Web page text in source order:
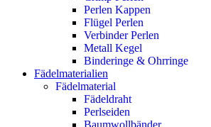
Perlen Kappen
Flügel Perlen
Verbinder Perlen
Metall Kegel
Binderinge & Ohrringe
Fädelmaterialien
Fädelmaterial
Fädeldraht
Perlseiden
Baumwollbänder